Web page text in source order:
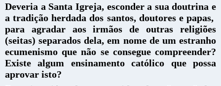
Deveria a Santa Igreja, esconder a sua doutrina e
a tradição herdada dos santos, doutores e papas,
para agradar aos irmãos de outras religiões
(seitas) separados dela, em nome de um estranho
ecumenismo que não se consegue compreender?
Existe algum ensinamento católico que possa
aprovar isto?